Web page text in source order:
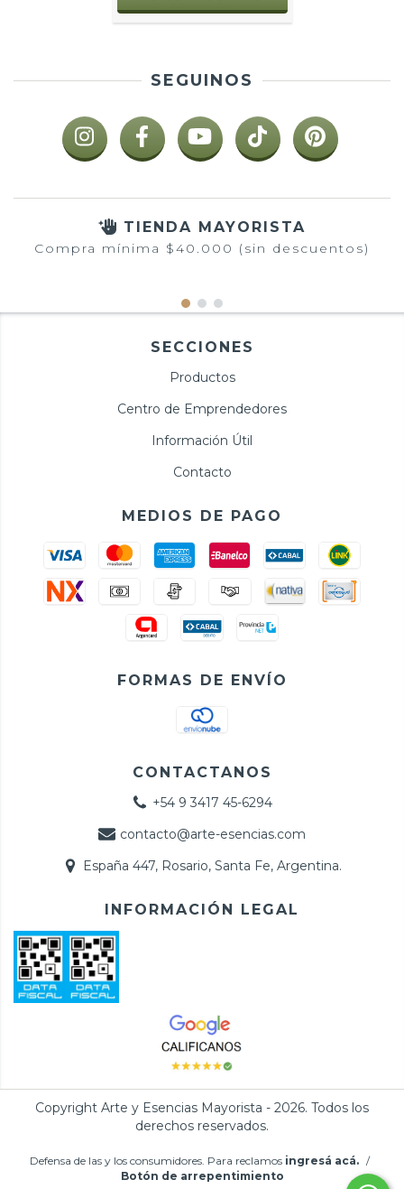
SEGUINOS
TIENDA MAYORISTA
Compra mínima $40.000 (sin descuentos)
SECCIONES
Productos
Centro de Emprendedores
Información Útil
Contacto
MEDIOS DE PAGO
FORMAS DE ENVÍO
CONTACTANOS
+54 9 3417 45-6294
contacto@arte-esencias.com
España 447, Rosario, Santa Fe, Argentina.
INFORMACIÓN LEGAL
Copyright Arte y Esencias Mayorista - 2026. Todos los
derechos reservados.
Defensa de las y los consumidores. Para reclamos ingresá acá. /
Botón de arrepentimiento